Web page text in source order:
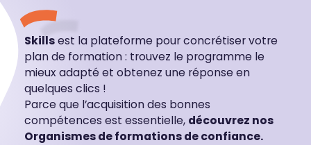
Skillsest la plateforme pour concrétiser votre
plan de formation : trouvez le programme le
mieux adapté et obtenez une réponse en
quelques clics !
Parce que l’acquisition des bonnes
compétences est essentielle, découvrez nos
Organismes de formations de confiance.